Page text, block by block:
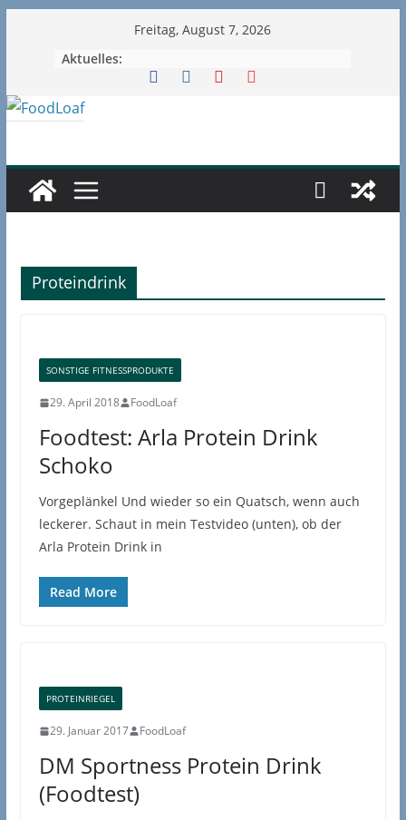
Freitag, August 7, 2026
Aktuelles:
Proteindrink
SONSTIGE FITNESSPRODUKTE
29. April 2018 FoodLoaf
Foodtest: Arla Protein Drink
Schoko
Vorgeplänkel Und wieder so ein Quatsch, wenn auch
leckerer. Schaut in mein Testvideo (unten), ob der
Arla Protein Drink in
Read More
PROTEINRIEGEL
29. Januar 2017 FoodLoaf
DM Sportness Protein Drink
(Foodtest)